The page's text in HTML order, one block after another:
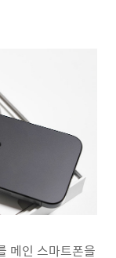
메인 스마트폰을